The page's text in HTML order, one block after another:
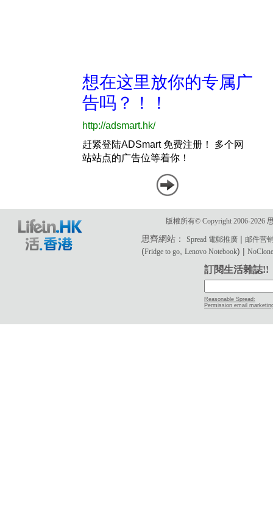
版權所有© Copyright 2006-2026
思齊網站：Spread 電郵推廣 |邮件营
(Fridge to go ,Lenovo Notebook) |